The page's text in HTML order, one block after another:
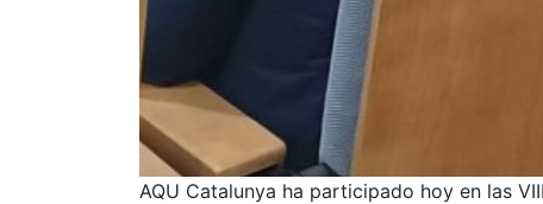
AQU Catalunya ha participado hoy en las